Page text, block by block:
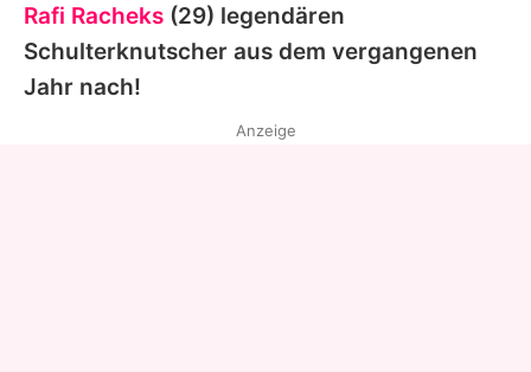
Rafi Racheks (29) legendären
Schulterknutscher aus dem vergangenen
Jahr nach!
Anzeige